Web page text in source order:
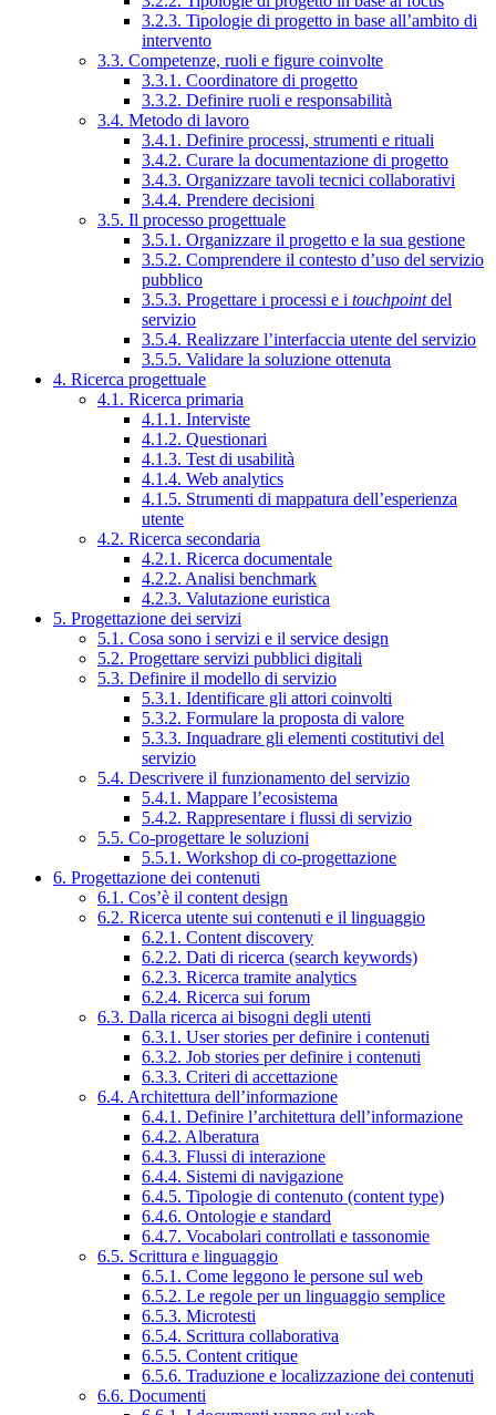
3.2.3. Tipologie di progetto in base all’ambito di
intervento
3.3. Competenze, ruoli e figure coinvolte
3.3.1. Coordinatore di progetto
3.3.2. Definire ruoli e responsabilità
3.4. Metodo di lavoro
3.4.1. Definire processi, strumenti e rituali
3.4.2. Curare la documentazione di progetto
3.4.3. Organizzare tavoli tecnici collaborativi
3.4.4. Prendere decisioni
3.5. Il processo progettuale
3.5.1. Organizzare il progetto e la sua gestione
3.5.2. Comprendere il contesto d’uso del servizio
pubblico
3.5.3. Progettare i processi e i touchpointdel
servizio
3.5.4. Realizzare l’interfaccia utente del servizio
3.5.5. Validare la soluzione ottenuta
4. Ricerca progettuale
4.1. Ricerca primaria
4.1.1. Interviste
4.1.2. Questionari
4.1.3. Test di usabilità
4.1.4. Web analytics
4.1.5. Strumenti di mappatura dell’esperienza
utente
4.2. Ricerca secondaria
4.2.1. Ricerca documentale
4.2.2. Analisi benchmark
4.2.3. Valutazione euristica
5. Progettazione dei servizi
5.1. Cosa sono i servizi e il service design
5.2. Progettare servizi pubblici digitali
5.3. Definire il modello di servizio
5.3.1. Identificare gli attori coinvolti
5.3.2. Formulare la proposta di valore
5.3.3. Inquadrare gli elementi costitutivi del
servizio
5.4. Descrivere il funzionamento del servizio
5.4.1. Mappare l’ecosistema
5.4.2. Rappresentare i flussi di servizio
5.5. Co-progettare le soluzioni
5.5.1. Workshop di co-progettazione
6. Progettazione dei contenuti
6.1. Cos’è il content design
6.2. Ricerca utente sui contenuti e il linguaggio
6.2.1. Content discovery
6.2.2. Dati di ricerca (search keywords)
6.2.3. Ricerca tramite analytics
6.2.4. Ricerca sui forum
6.3. Dalla ricerca ai bisogni degli utenti
6.3.1. User stories per definire i contenuti
6.3.2. Job stories per definire i contenuti
6.3.3. Criteri di accettazione
6.4. Architettura dell’informazione
6.4.1. Definire l’architettura dell’informazione
6.4.2. Alberatura
6.4.3. Flussi di interazione
6.4.4. Sistemi di navigazione
6.4.5. Tipologie di contenuto (content type)
6.4.6. Ontologie e standard
6.4.7. Vocabolari controllati e tassonomie
6.5. Scrittura e linguaggio
6.5.1. Come leggono le persone sul web
6.5.2. Le regole per un linguaggio semplice
6.5.3. Microtesti
6.5.4. Scrittura collaborativa
6.5.5. Content critique
6.5.6. Traduzione e localizzazione dei contenuti
6.6. Documenti